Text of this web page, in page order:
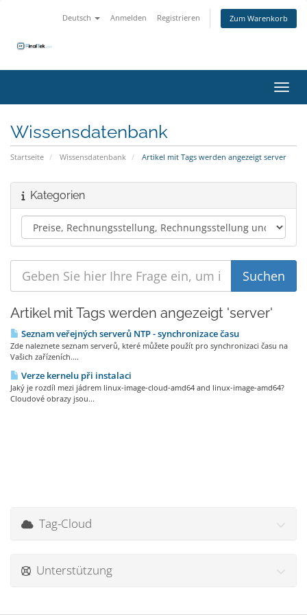
Deutsch Anmelden Registrieren Zum Warenkorb
Wissensdatenbank
Startseite Wissensdatenbank Artikel mit Tags werden angezeigt server
Kategorien
Artikel mit Tags werden angezeigt 'server'
Seznam veřejných serverů NTP - synchronizace času
Zde naleznete seznam serverů, které můžete použít pro synchronizaci času na
Vašich zařízeních....
Verze kernelu při instalaci
Jaký je rozdíl mezi jádrem linux-image-cloud-amd64 and linux-image-amd64?
Cloudové obrazy jsou...
Tag-Cloud
Unterstützung